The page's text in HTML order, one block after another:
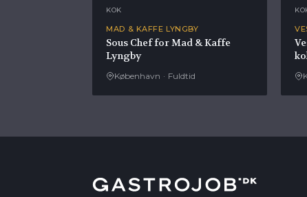
KOK
MAD & KAFFE LYNGBY
Sous Chef for Mad & Kaffe
Lyngby
København · Fuldtid